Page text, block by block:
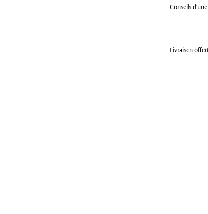
Conseils
Livraison